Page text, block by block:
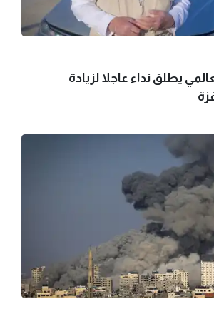
يطلق نداء عاجلا لزيادة